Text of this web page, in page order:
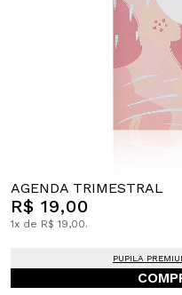
AGENDA TRIMESTRAL
R$ 19,00
1x de R$ 19,00.
PUPILA